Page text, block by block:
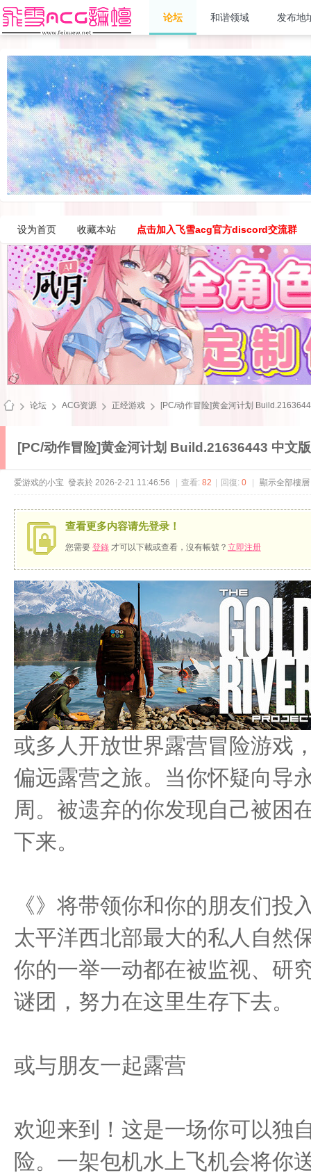
论坛 和谐领域 发布地
设为首页 收藏本站 点击加入飞雪acg官方discord交流群
论坛 ACG资源 正经游戏 [PC/动作冒险]黄金河计划
[PC/动作冒险]黄金河计划 Build.21636443 中文
爱游戏的小宝 發表於 2026-2-21 11:46:56 查看: 82 回復: 0 顯示全部樓層
查看更多内容请先登录！
您需要 登錄 才可以下載或查看，沒有帳號？ 立即注册
或多人开放世界露营冒险游戏
偏远露营之旅。当你怀疑向导
周。被遗弃的你发现自己被困
下来。
《》将带领你和你的朋友们投
太平洋西北部最大的私人自然
你的一举一动都在被监视、研
谜团，努力在这里生存下去。
或与朋友一起露营
欢迎来到！这是一场你可以独
险。一架包机水上飞机会将你